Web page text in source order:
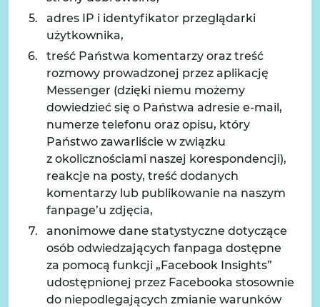
adres IP i identyfikator przeglądarki
użytkownika,
treść Państwa komentarzy oraz treść
rozmowy prowadzonej przez aplikację
Messenger (dzięki niemu możemy
dowiedzieć się o Państwa adresie e-mail,
numerze telefonu oraz opisu, który
Państwo zawarliście w związku
z okolicznościami naszej korespondencji),
reakcje na posty, treść dodanych
komentarzy lub publikowanie na naszym
fanpage’u zdjęcia,
anonimowe dane statystyczne dotyczące
osób odwiedzających fanpaga dostępne
za pomocą funkcji „Facebook Insights”
udostępnionej przez Facebooka stosownie
do niepodlegających zmianie warunków